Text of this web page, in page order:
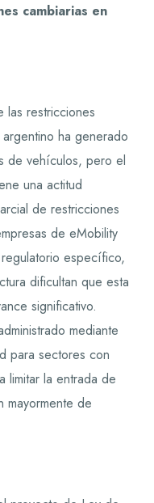
cambiarias en
las restricciones
ha generado
de vehículos, pero el
una actitud
de restricciones
de eMobility
específico,
dificultan que esta
significativo.
mediante
para sectores con
limitar la entrada de
de